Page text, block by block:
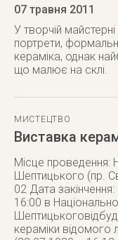
07 травня 2011
У творчій
портрети,
кераміка, однак
що малює на склі.
МИСТЕЦТВО
Виставка
Місце проведення:
Шептицького (пр.
02 Дата
16:00 в
кераміки відомого